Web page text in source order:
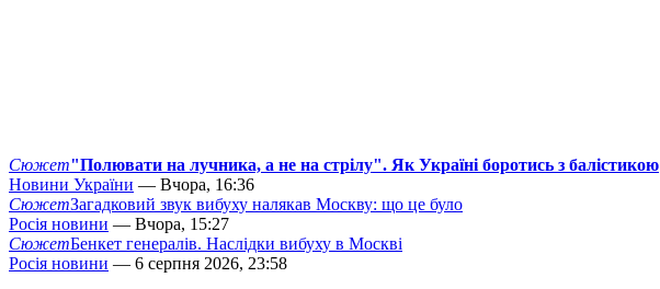
Сюжет"Полювати на лучника, а не на стрілу". Як Україні боротись з балістикою
Новини України — Вчора, 16:36
СюжетЗагадковий звук вибуху налякав Москву: що це було
Росія новини — Вчора, 15:27
СюжетБенкет генералів. Наслідки вибуху в Москві
Росія новини — 6 серпня 2026, 23:58